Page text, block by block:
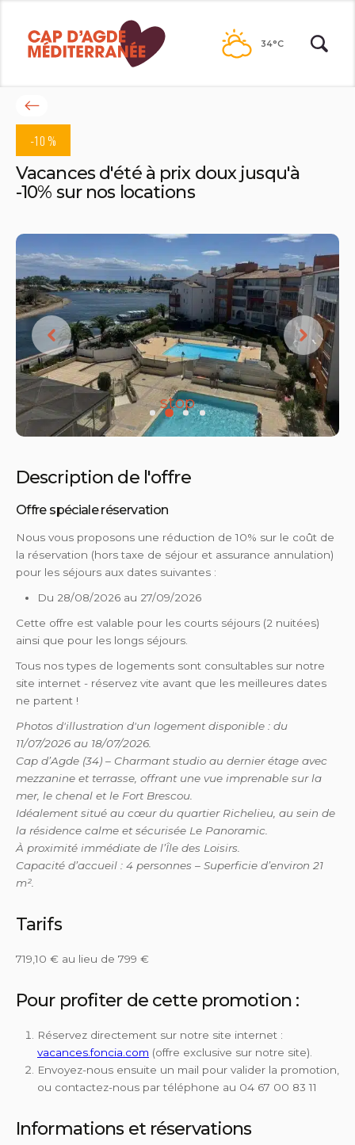
contenu
34°C
la
des
bons
-10 %
Vacances d'été à prix doux jusqu'à
-10% sur nos locations
stop
Description de l'offre
Offre spéciale réservation
Nous vous proposons une réduction de 10% sur le coût de
la réservation (hors taxe de séjour et assurance annulation)
pour les séjours aux dates suivantes :
Du 28/08/2026 au 27/09/2026
Cette offre est valable pour les courts séjours (2 nuitées)
ainsi que pour les longs séjours.
Tous nos types de logements sont consultables sur notre
site internet - réservez vite avant que les meilleures dates
ne partent !
Photos d'illustration d'un logement disponible : du
11/07/2026 au 18/07/2026.
Cap d’Agde (34) – Charmant studio au dernier étage avec
mezzanine et terrasse, offrant une vue imprenable sur la
mer, le chenal et le Fort Brescou.
Idéalement situé au cœur du quartier Richelieu, au sein de
la résidence calme et sécurisée Le Panoramic.
À proximité immédiate de l’Île des Loisirs.
Capacité d’accueil : 4 personnes – Superficie d’environ 21
m².
Tarifs
719,10 € au lieu de 799 €
Pour profiter de cette promotion :
Réservez directement sur notre site internet :
vacances.foncia.com (offre exclusive sur notre site).
Envoyez-nous ensuite un mail pour valider la promotion,
ou contactez-nous par téléphone au 04 67 00 83 11
Informations et réservations